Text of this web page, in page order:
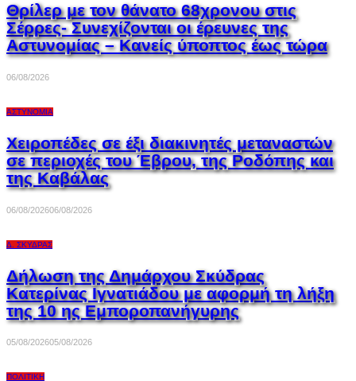
Θρίλερ με τον θάνατο 68χρονου στις
Σέρρες- Συνεχίζονται οι έρευνες της
Αστυνομίας – Κανείς ύποπτος έως τώρα
06/08/2026
ΑΣΤΥΝΟΜΊΑ
Χειροπέδες σε έξι διακινητές μεταναστών
σε περιοχές του Έβρου, της Ροδόπης και
της Καβάλας
06/08/202606/08/2026
Δ. ΣΚΎΔΡΑΣ
Δήλωση της Δημάρχου Σκύδρας
Κατερίνας Ιγνατιάδου με αφορμή τη λήξη
της 10 ης Εμποροπανήγυρης
05/08/202605/08/2026
ΠΟΛΙΤΙΚΉ